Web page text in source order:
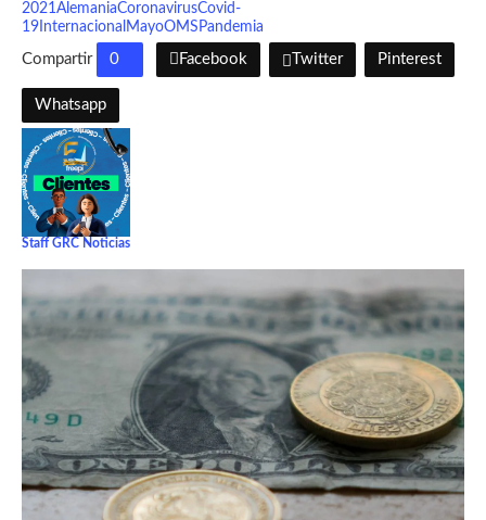
2021AlemaniaCoronavirusCovid-
19 Internacional MayoOMS Pandemia
Compartir 0 Facebook Twitter Pinterest
Whatsapp
Staff GRC Noticias